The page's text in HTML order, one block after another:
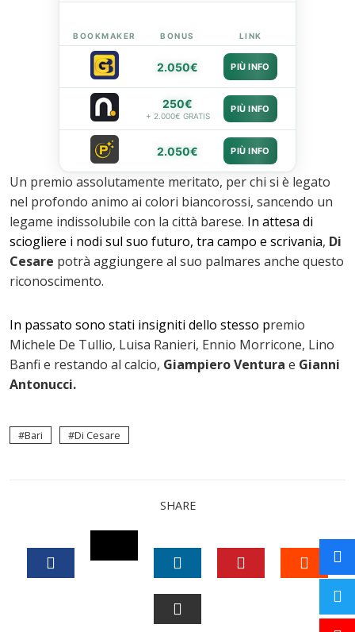
BOOKMAKER BONUS LINK
2.050€ PIÙ INFO
250€
+ 2.000€ GRATIS
PIÙ INFO
2.050€ PIÙ INFO
Un premio assolutamente meritato, per chi si è legato
nel profondo animo ai colori biancorossi, sancendo un
legame indissolubile con la città barese. In attesa di
sciogliere i nodi sul suo futuro, tra campo e scrivania, Di
Cesare potrà aggiungere al suo palmares anche questo
riconoscimento.
In passato sono stati insigniti dello stesso premio
Michele De Tullio, Luisa Ranieri, Ennio Morricone, Lino
Banfi e restando al calcio, Giampiero Ventura e Gianni
Antonucci.
Bari Di Cesare
SHARE
TWITTER
LINKEDIN